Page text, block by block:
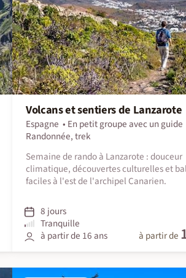
Volcans et sentiers de Lanzarote
Espagne
En petit groupe avec un guide
Randonnée, trek
Semaine de rando à Lanzarote : douceur
climatique, découvertes culturelles et
faciles à l'est de l'archipel Canarien.
8 jours
Tranquille
à partir de 16 ans
à partir de